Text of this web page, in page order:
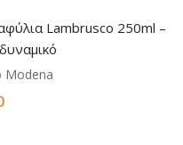
Lambrusco 250ml –
Modena